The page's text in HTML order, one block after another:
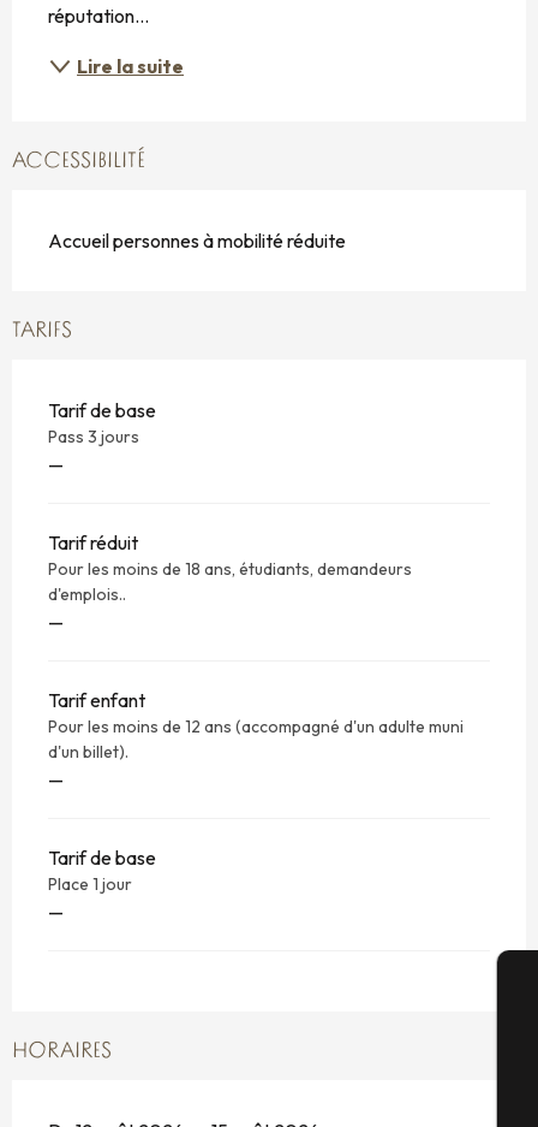
réputation...
Lire la suite
ACCESSIBILITÉ
Accueil personnes à mobilité réduite
TARIFS
Tarif de base
Pass 3 jours
—
Tarif réduit
Pour les moins de 18 ans, étudiants, demandeurs
d'emplois..
—
Tarif enfant
Pour les moins de 12 ans (accompagné d'un adulte muni
d'un billet).
—
Tarif de base
Place 1 jour
—
HORAIRES